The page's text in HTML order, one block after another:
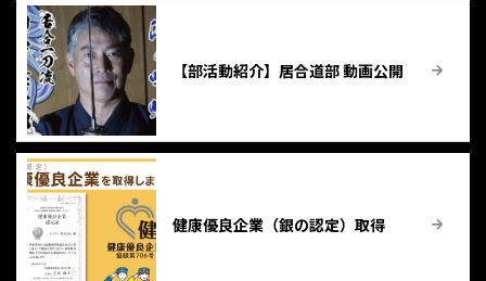
【部活動紹介】居合道部 動画公開
健康優良企業（銀の認定）取得